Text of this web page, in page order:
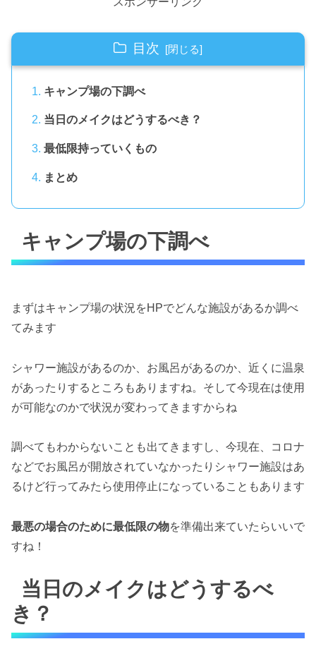
目次
キャンプ場の下調べ
当日のメイクはどうするべき？
最低限持っていくもの
まとめ
キャンプ場の下調べ
まずはキャンプ場の状況をHPでどんな施設があるか調べ
てみます
シャワー施設があるのか、お風呂があるのか、近くに温泉
があったりするところもありますね。そして今現在は使用
が可能なのかで状況が変わってきますからね
調べてもわからないことも出てきますし、今現在、コロナ
などでお風呂が開放されていなかったりシャワー施設はあ
るけど行ってみたら使用停止になっていることもあります
最悪の場合のために最低限の物を準備出来ていたらいいで
すね！
当日のメイクはどうするべ
き？